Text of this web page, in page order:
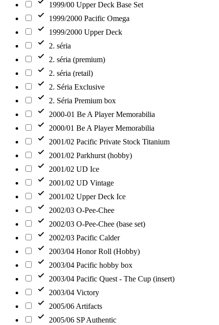
1999/00 Upper Deck Base Set
1999/2000 Pacific Omega
1999/2000 Upper Deck
2. séria
2. séria (premium)
2. séria (retail)
2. Séria Exclusive
2. Séria Premium box
2000-01 Be A Player Memorabilia
2000/01 Be A Player Memorabilia
2001/02 Pacific Private Stock Titanium
2001/02 Parkhurst (hobby)
2001/02 UD Ice
2001/02 UD Vintage
2001/02 Upper Deck Ice
2002/03 O-Pee-Chee
2002/03 O-Pee-Chee (base set)
2002/03 Pacific Calder
2003/04 Honor Roll (Hobby)
2003/04 Pacific hobby box
2003/04 Pacific Quest - The Cup (insert)
2003/04 Victory
2005/06 Artifacts
2005/06 SP Authentic